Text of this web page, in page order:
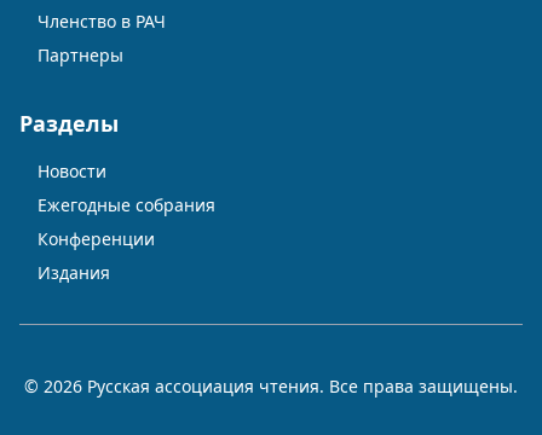
Членство в РАЧ
Партнеры
Разделы
Новости
Ежегодные собрания
Конференции
Издания
© 2026 Русская ассоциация чтения. Все права защищены.